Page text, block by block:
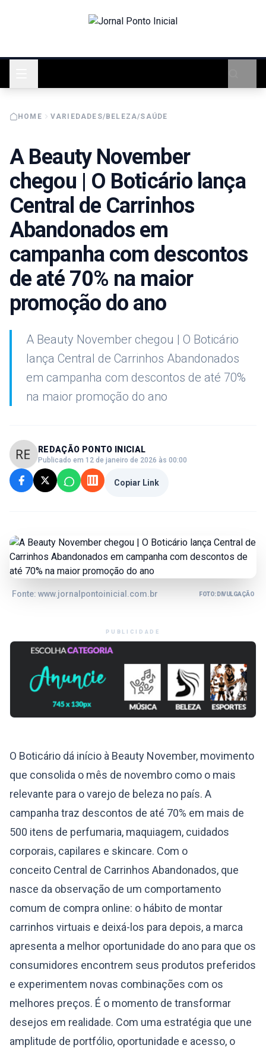
HOME VARIEDADES/BELEZA/SAÚDE
A Beauty November
chegou | O Boticário lança
Central de Carrinhos
Abandonados em
campanha com descontos
de até 70% na maior
promoção do ano
A Beauty November chegou | O Boticário
lança Central de Carrinhos Abandonados
em campanha com descontos de até 70%
na maior promoção do ano
REDAÇÃO PONTO INICIAL
Publicado em 12 de janeiro de 2026 às 00:00
Copiar Link
Fonte: www.jornalpontoinicial.com.br FOTO: DIVULGAÇÃO
PUBLICIDADE
O Boticário dá início à Beauty November, movimento
que consolida o mês de novembro como o mais
relevante para o varejo de beleza no país. A
campanha traz descontos de até 70% em mais de
500 itens de perfumaria, maquiagem, cuidados
corporais, capilares e skincare. Com o
conceito Central de Carrinhos Abandonados, que
nasce da observação de um comportamento
comum de compra online: o hábito de montar
carrinhos virtuais e deixá-los para depois, a marca
apresenta a melhor oportunidade do ano para que os
consumidores encontrem seus produtos preferidos
e experimentem novas combinações com os
melhores preços. É o momento de transformar
desejos em realidade. Com uma estratégia que une
amplitude de portfólio, oportunidade e acesso, o